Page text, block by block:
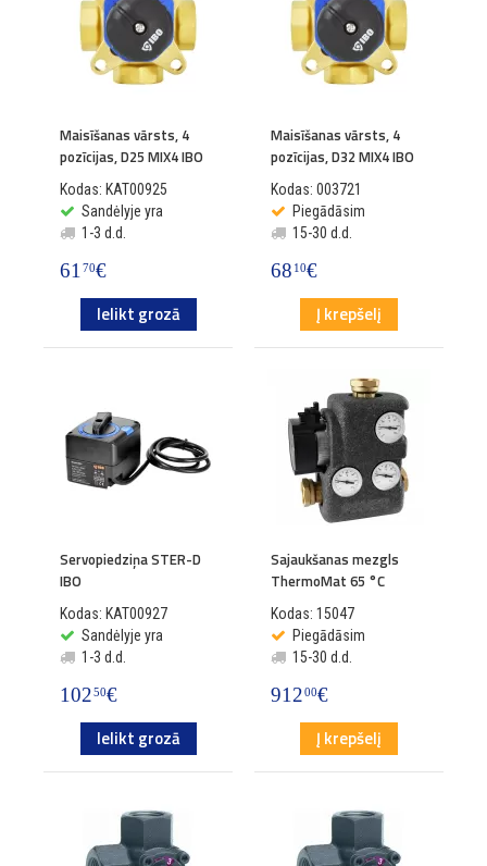
Maisīšanas vārsts, 4
pozīcijas, D25 MIX4 IBO
Kodas: KAT00925
Sandėlyje yra
1-3 d.d.
6170€
Ielikt grozā
Maisīšanas vārsts, 4
pozīcijas, D32 MIX4 IBO
Kodas: 003721
Piegādāsim
15-30 d.d.
68 10€
Į krepšelį
Servopiedziņa STER-D
IBO
Kodas: KAT00927
Sandėlyje yra
1-3 d.d.
10250€
Ielikt grozā
Sajaukšanas mezgls
ThermoMat 65 °C
Kodas: 15047
Piegādāsim
15-30 d.d.
91200€
Į krepšelį